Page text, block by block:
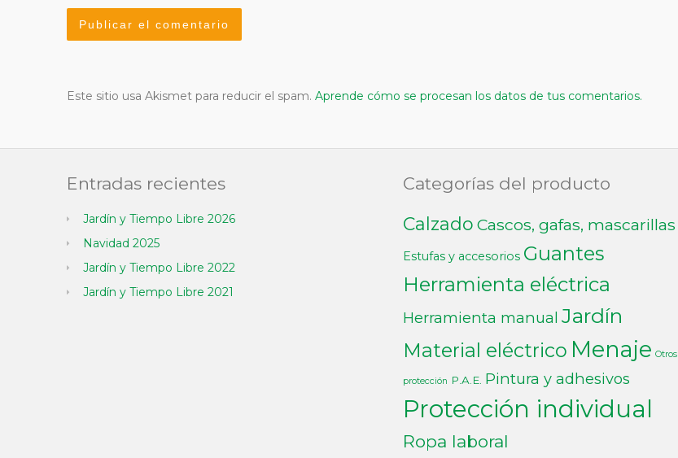
Este sitio usa Akismet para reducir el spam. Aprende cómo se procesan los datos de tus comentarios.
Entradas recientes
Jardín y Tiempo Libre 2026
Navidad 2025
Jardín y Tiempo Libre 2022
Jardín y Tiempo Libre 2021
Categorías del producto
Calzado Cascos, gafas, mascarillas
Estufas y accesorios Guantes
Herramienta eléctrica
Herramienta manual Jardín
Material eléctrico Menaje Otros
protección P.A.E. Pintura y adhesivos
Protección individual
Ropa laboral